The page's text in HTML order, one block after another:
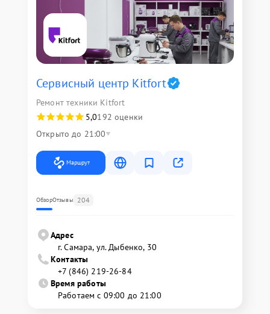
Сервисный центр Kitfort
Ремонт техники Kitfort
5,0192 оценки
Открыто до 21:00
Маршрут
ОбзорОтзывы 204
Адрес
г. Самара, ул. Дыбенко, 30
Контакты
+7 (846) 219-26-84
Время работы
Работаем с 09:00 до 21:00